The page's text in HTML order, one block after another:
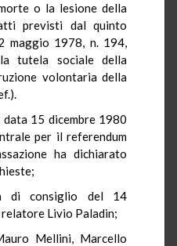
o la lesione della
previsti dal quinto
maggio 1978, n. 194,
tutela sociale della
volontaria della
15 dicembre 1980
per il referendum
ha dichiarato
di consiglio del 14
Livio Paladin;
Mellini, Marcello